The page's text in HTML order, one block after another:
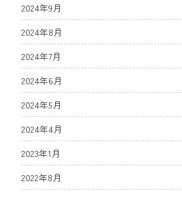
2024年9月
2024年8月
2024年7月
2024年6月
2024年5月
2024年4月
2023年1月
2022年8月